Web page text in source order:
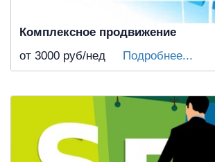
Комплексное продвижение
от 3000 руб/нед Подробнее...